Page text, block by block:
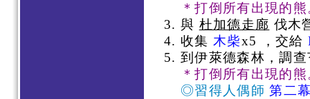
＊打倒所有出現的
與 杜加德走廊 伐木
收集 木柴x5 ，交給
到伊萊德森林，調
＊打倒所有出現的
◎習得人偶師第二